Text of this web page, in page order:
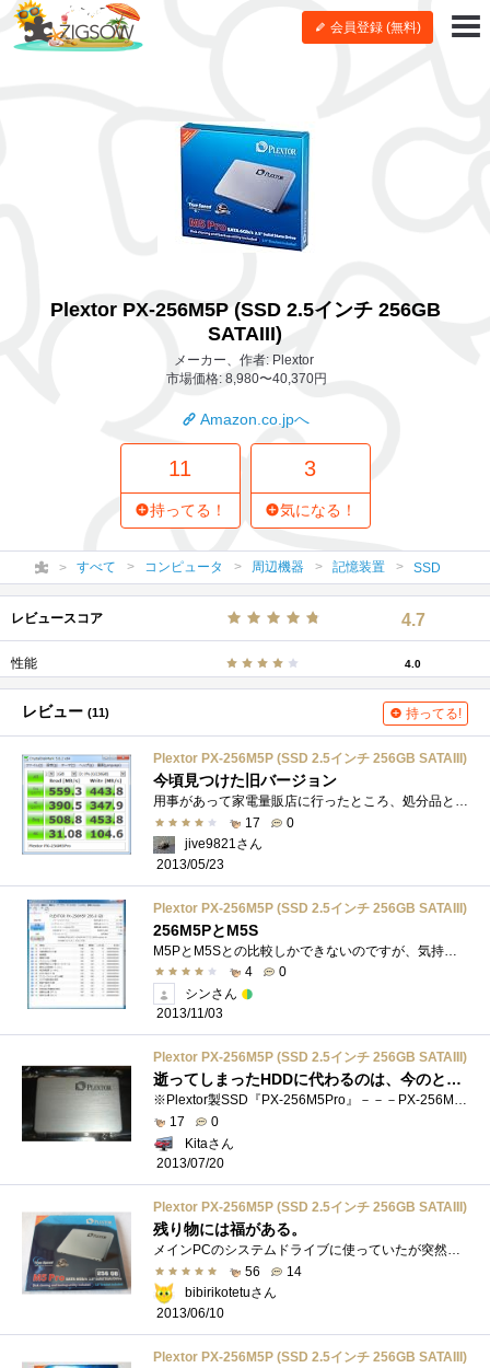
会員登録 (無料)
Plextor PX-256M5P (SSD 2.5インチ 256GB
SATAIII)
メーカー、作者: Plextor
市場価格: 8,980〜40,370円
Amazon.co.jpへ
11
持ってる！
3
気になる！
すべて コンピュータ 周辺機器 記憶装置 SSD
レビュースコア 4.7
性能 4.0
レビュー (11) 持ってる!
Plextor PX-256M5P (SSD 2.5インチ 256GB SATAIII)
今頃見つけた旧バージョン
用事があって家電量販店に行ったところ、処分品として並んでいた品です。表示価格は19,800円と、この製品の最近の価格としては安いというレベ�...
17
0
jive9821さん
2013/05/23
Plextor PX-256M5P (SSD 2.5インチ 256GB SATAIII)
256M5PとM5S
4
0
シンさん
2013/11/03
Plextor PX-256M5P (SSD 2.5インチ 256GB SATAIII)
逝ってしまったHDDに代わるのは、今のところこれしかない。生き返ります。TLC品は用途にご注意を！
※Plextor製SSD『PX-256M5Pro』－－－PX-256M5Pの品名変更・先日逝ってしまったHDDの代わりにSSD化を遂行。 ※SSDもベンチマーク値の競争が一段落、円安�...
17
0
Kitaさん
2013/07/20
Plextor PX-256M5P (SSD 2.5インチ 256GB SATAIII)
残り物には福がある。
メインPCのシステムドライブに使っていたが突然お亡くなりになってしまいサポート対応をしてもらっている期間メインPCが使えないのも不便だと�...
56
14
bibirikotetuさん
2013/06/10
Plextor PX-256M5P (SSD 2.5インチ 256GB SATAIII)